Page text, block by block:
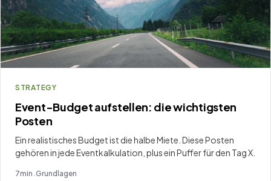
STRATEGY
Event-Budget aufstellen: die wichtigsten
Posten
Ein realistisches Budget ist die halbe Miete. Diese Posten
gehören in jede Eventkalkulation, plus ein Puffer für den Tag X.
7min . Grundlagen